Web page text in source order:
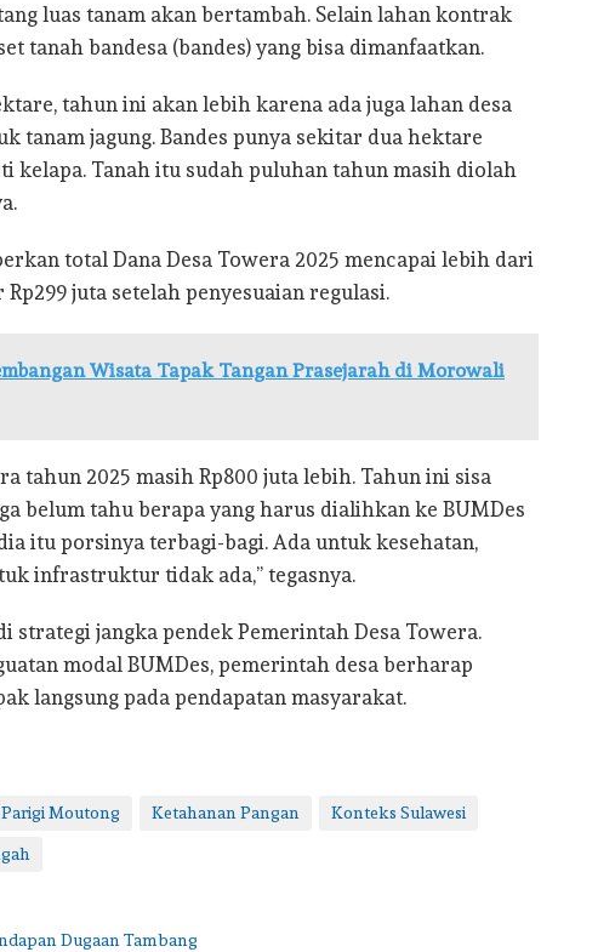
luas tanam akan bertambah. Selain lahan kontrak
tanah bandesa (bandes) yang bisa dimanfaatkan.
tahun ini akan lebih karena ada juga lahan desa
tanam jagung. Bandes punya sekitar dua hektare
kelapa. Tanah itu sudah puluhan tahun masih diolah
total Dana Desa Towera 2025 mencapai lebih dari
juta setelah penyesuaian regulasi.
Wisata Tapak Tangan Prasejarah di Morowali
tahun 2025 masih Rp800 juta lebih. Tahun ini sisa
belum tahu berapa yang harus dialihkan ke BUMDes
itu porsinya terbagi-bagi. Ada untuk kesehatan,
infrastruktur tidak ada,” tegasnya.
strategi jangka pendek Pemerintah Desa Towera.
modal BUMDes, pemerintah desa berharap
langsung pada pendapatan masyarakat.
Moutong Ketahanan Pangan Konteks Sulawesi
Dugaan Tambang